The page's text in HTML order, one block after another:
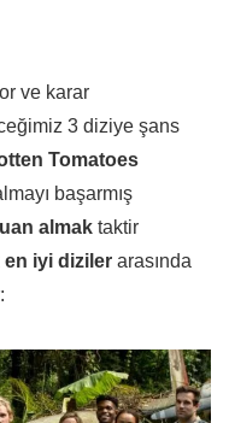
ve karar
3 diziye şans
Tomatoes
başarmış
almak taktir
en iyi diziler arasında